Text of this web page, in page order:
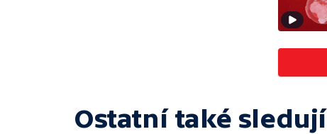
Ostatní také sledují